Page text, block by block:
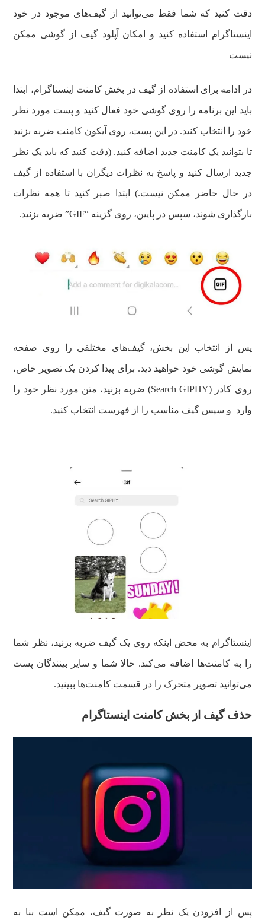
دقت کنید که شما فقط می‌توانید از گیف‌های موجود در خود
اینستاگرام استفاده کنید و امکان آپلود گیف از گوشی ممکن
نیست
در ادامه برای استفاده از گیف در بخش کامنت اینستاگرام، ابتدا
باید این برنامه را روی گوشی خود فعال کنید و پست مورد نظر
خود را انتخاب کنید. در این پست، روی آیکون کامنت ضربه بزنید
تا بتوانید یک کامنت جدید اضافه کنید. (دقت کنید که باید یک نظر
جدید ارسال کنید و پاسخ به نظرات دیگران با استفاده از گیف
در حال حاضر ممکن نیست.) ابتدا صبر کنید تا همه نظرات
بارگذاری شوند، سپس در پایین، روی گزینه “GIF” ضربه بزنید.
پس از انتخاب این بخش، گیف‌های مختلفی را روی صفحه
نمایش گوشی خود خواهید دید. برای پیدا کردن یک تصویر خاص،
روی کادر (Search GIPHY) ضربه بزنید، متن مورد نظر خود را
وارد و سپس گیف مناسب را از فهرست انتخاب کنید.
اینستاگرام به محض اینکه روی یک گیف ضربه بزنید، نظر شما
را به کامنت‌ها اضافه می‌کند. حالا شما و سایر بینندگان پست
می‌توانید تصویر متحرک را در قسمت کامنت‌ها ببینید.
حذف گیف از بخش کامنت اینستاگرام
پس از افزودن یک نظر به صورت گیف، ممکن است بنا به